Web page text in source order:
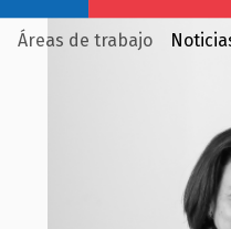
Áreas de trabajo